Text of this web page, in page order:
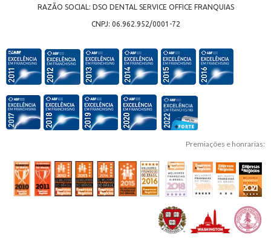
RAZÃO SOCIAL: DSO DENTAL SERVICE OFFICE FRANQUIAS
CNPJ: 06.962.952/0001-72
Premiações e honrarias: